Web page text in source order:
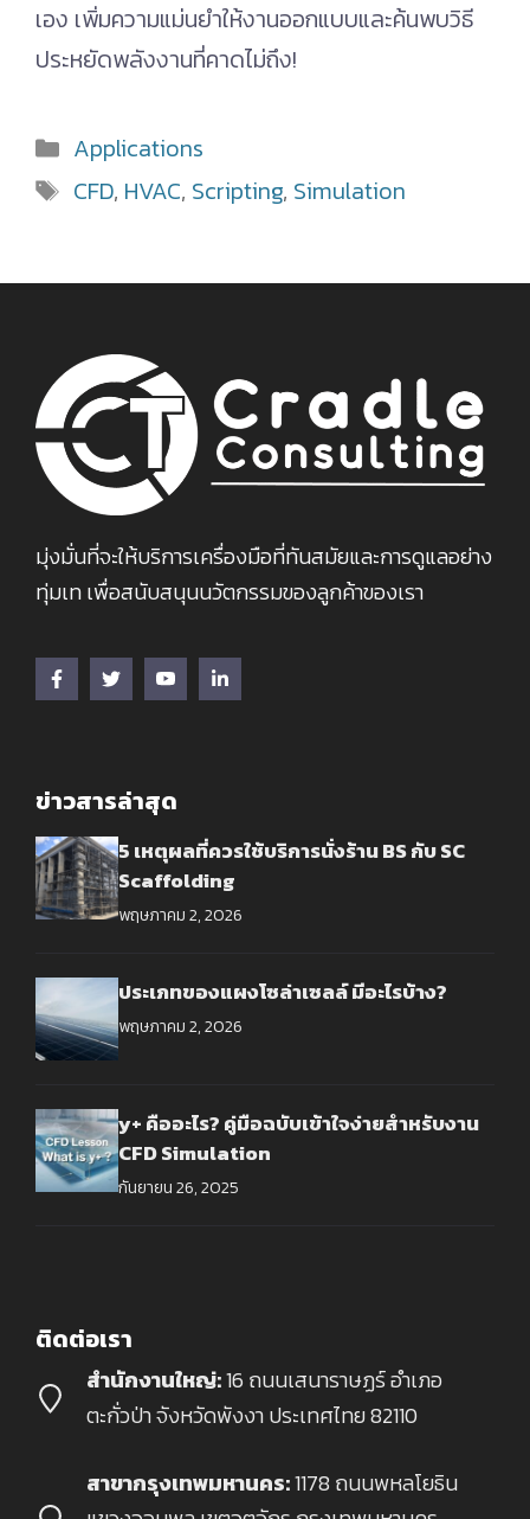
เอง เพิ่มความแม่นยำให้งานออกแบบและค้นพบวิธี
ประหยัดพลังงานที่คาดไม่ถึง!
Categories
Applications
Tags
CFD, HVAC, Scripting, Simulation
มุ่งมั่นที่จะให้บริการเครื่องมือที่ทันสมัยและการดูแลอย่าง
ทุ่มเท เพื่อสนับสนุนนวัตกรรมของลูกค้าของเรา
ข่าวสารล่าสุด
5 เหตุผลที่ควรใช้บริการนั่งร้าน BS กับ SC
Scaffolding
พฤษภาคม 2, 2026
ประเภทของแผงโซล่าเซลล์ มีอะไรบ้าง?
พฤษภาคม 2, 2026
y+ คืออะไร? คู่มือฉบับเข้าใจง่ายสำหรับงาน
CFD Simulation
กันยายน 26, 2025
ติดต่อเรา
สำนักงานใหญ่:16 ถนนเสนาราษฏร์ อำเภอ
ตะกั่วป่า จังหวัดพังงา ประเทศไทย 82110
สาขากรุงเทพมหานคร:1178 ถนนพหลโยธิน